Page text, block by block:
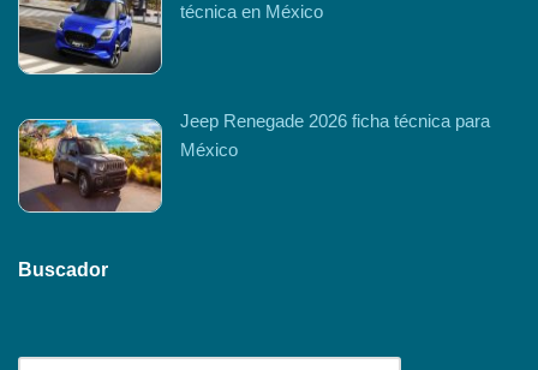
técnica en México
Jeep Renegade 2026 ficha técnica para
México
Buscador